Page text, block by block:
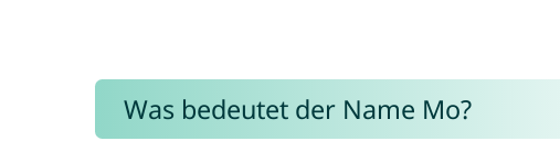
Was bedeutet der Name Mo?